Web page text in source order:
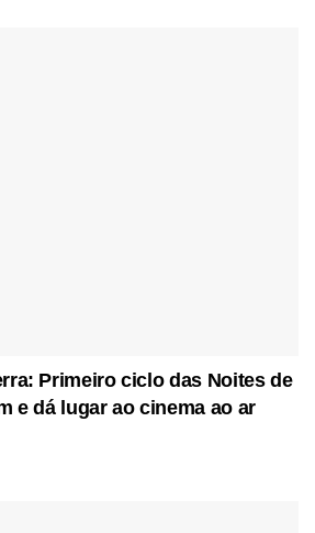
Primeiro ciclo das Noites de
e dá lugar ao cinema ao ar